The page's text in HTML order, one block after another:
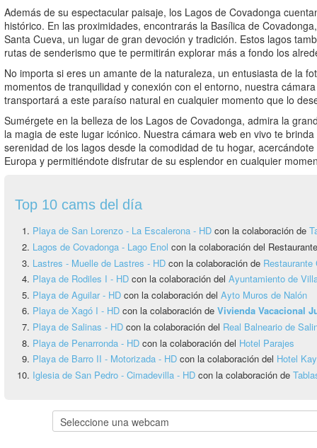
Además de su espectacular paisaje, los Lagos de Covadonga
histórico. En las proximidades, encontrarás la Basílica de
Santa Cueva, un lugar de gran devoción y tradición. Estos lagos
rutas de senderismo que te permitirán explorar más a fondo los
No importa si eres un amante de la naturaleza, un entusiasta de la
momentos de tranquilidad y conexión con el entorno, nuestra
transportará a este paraíso natural en cualquier momento que lo
Sumérgete en la belleza de los Lagos de Covadonga, admira la
la magia de este lugar icónico. Nuestra cámara web en vivo te
serenidad de los lagos desde la comodidad de tu hogar,
Europa y permitiéndote disfrutar de su esplendor en cualquier
Top 10 cams del día
Playa de San Lorenzo - La Escalerona - HD con la colaboración de
Lagos de Covadonga - Lago Enol con la colaboración del
Lastres - Muelle de Lastres - HD con la colaboración de
Playa de Rodiles I - HD con la colaboración del Ayuntamiento de
Playa de Aguilar - HD con la colaboración del Ayto Muros de Nalón
Playa de Xagó I - HD con la colaboración de Vivienda Vacacional
Playa de Salinas - HD con la colaboración del Real Balneario de
Playa de Penarronda - HD con la colaboración del Hotel Parajes
Playa de Barro II - Motorizada - HD con la colaboración del Hotel
Iglesia de San Pedro - Cimadevilla - HD con la colaboración de